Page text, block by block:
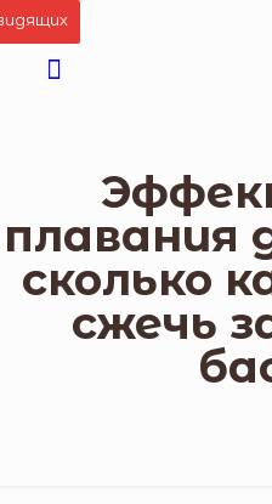
плавания
сколько
сжечь